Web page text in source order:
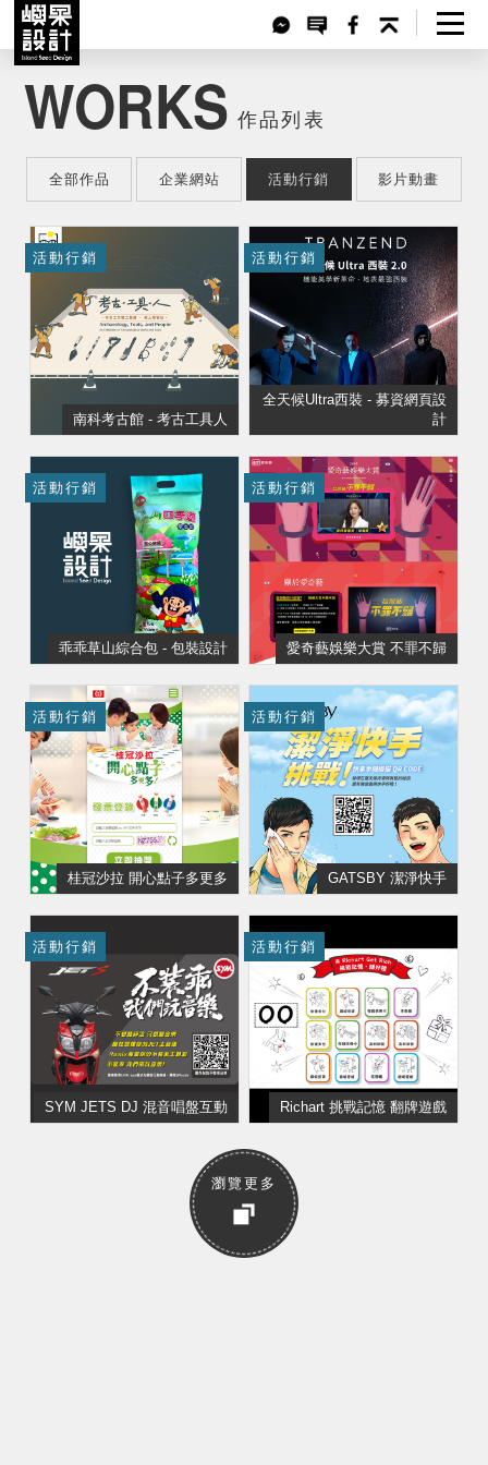
WORKS 作品列表
全部作品 企業網站 活動行銷 影片動畫
活動行銷
南科考古館 - 考古工具人
活動行銷
全天候Ultra西裝 - 募資網頁設
計
活動行銷
乖乖草山綜合包 - 包裝設計
活動行銷
愛奇藝娛樂大賞 不罪不歸
活動行銷
桂冠沙拉 開心點子多更多
活動行銷
GATSBY 潔淨快手
活動行銷
SYM JETS DJ 混音唱盤互動
活動行銷
Richart 挑戰記憶 翻牌遊戲
瀏覽更多